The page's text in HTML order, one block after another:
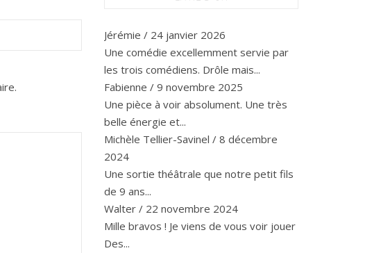
Jérémie / 24 janvier 2026
Une comédie excellemment servie par
les trois comédiens. Drôle mais...
Fabienne / 9 novembre 2025
Une pièce à voir absolument. Une très
belle énergie et...
Michèle Tellier-Savinel / 8 décembre
2024
Une sortie théâtrale que notre petit fils
de 9 ans...
Walter / 22 novembre 2024
Mille bravos ! Je viens de vous voir jouer
Des...